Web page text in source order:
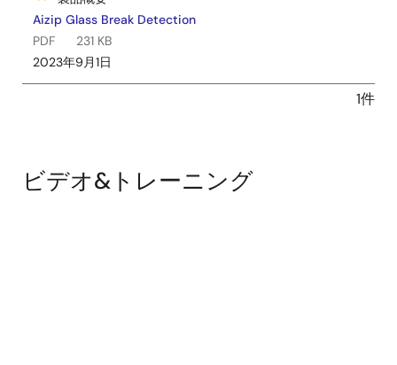
Aizip Glass Break Detection
PDF
231 KB
2023年9月1日
1件
ビデオ&トレーニング